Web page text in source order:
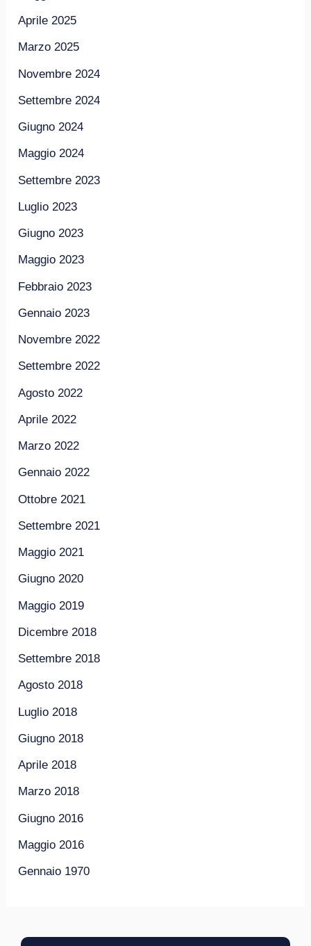
Aprile 2025
Marzo 2025
Novembre 2024
Settembre 2024
Giugno 2024
Maggio 2024
Settembre 2023
Luglio 2023
Giugno 2023
Maggio 2023
Febbraio 2023
Gennaio 2023
Novembre 2022
Settembre 2022
Agosto 2022
Aprile 2022
Marzo 2022
Gennaio 2022
Ottobre 2021
Settembre 2021
Maggio 2021
Giugno 2020
Maggio 2019
Dicembre 2018
Settembre 2018
Agosto 2018
Luglio 2018
Giugno 2018
Aprile 2018
Marzo 2018
Giugno 2016
Maggio 2016
Gennaio 1970